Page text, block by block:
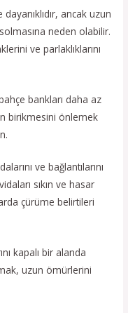
ancak uzun
neden olabilir.
ve parlaklıklarını
bankları daha az
birikmesini önlemek
ve bağlantılarını
sıkın ve hasar
çürüme belirtileri
kapalı bir alanda
uzun ömürlerini